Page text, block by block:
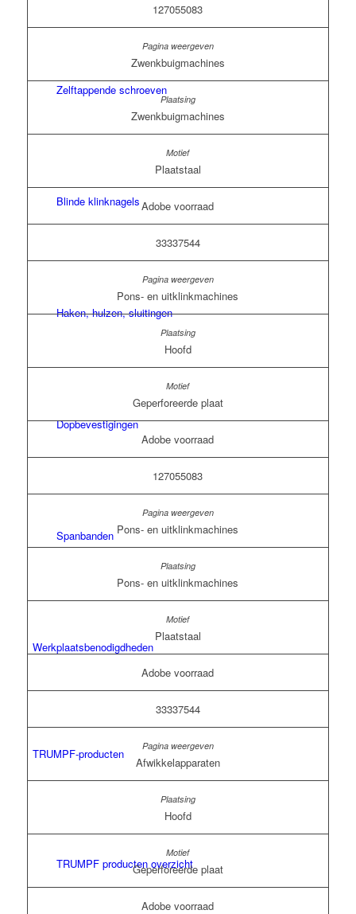
Zelftappende schroeven
Blinde klinknagels
Haken, hulzen, sluitingen
Dopbevestigingen
Spanbanden
Werkplaatsbenodigdheden
TRUMPF-producten
TRUMPF producten overzicht
127055083
Zwenkbuigmachines
Zwenkbuigmachines
Plaatstaal
Adobe voorraad
33337544
Pons- en uitklinkmachines
Hoofd
Geperforeerde plaat
Adobe voorraad
127055083
Pons- en uitklinkmachines
Pons- en uitklinkmachines
Plaatstaal
Adobe voorraad
33337544
Afwikkelapparaten
Hoofd
Geperforeerde plaat
Adobe voorraad